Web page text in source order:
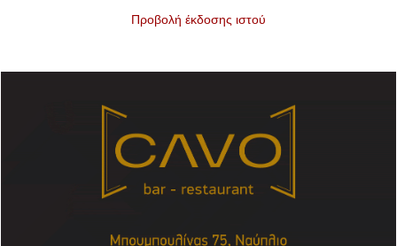
Προβολή έκδοσης ιστού